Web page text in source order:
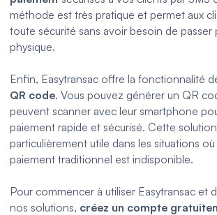
méthode est très pratique et permet aux
toute sécurité sans avoir besoin de passer
physique.
Enfin, Easytransac offre la fonctionnalité
QR code. Vous pouvez générer un QR
peuvent scanner avec leur smartphone
paiement rapide et sécurisé. Cette
particulièrement utile dans les situations
paiement traditionnel est indisponible.
Pour commencer à utiliser Easytransac et
nos solutions, créez un compte